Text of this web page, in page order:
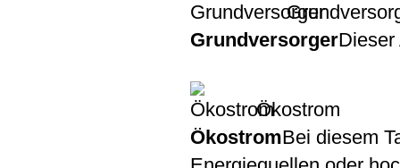
GrundversorgerDieser
Ökostrom
ÖkostromBei diesem